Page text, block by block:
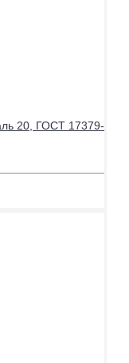
20, ГОСТ 17379-